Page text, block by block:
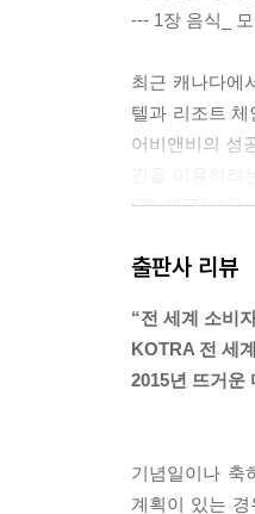
--- 1장 음식_
최근 캐나다에
텔과 리조트 체
어비앤비의 성
t’를 제공한다
--- 5장 관광_
자연재해가
는 식수가 가
사회적 논란이
길게는 한 달까
출판사 리뷰
“전 세계 소비
KOTRA 전 세
2015년 뜨거운
기념일이나
계획이 있는